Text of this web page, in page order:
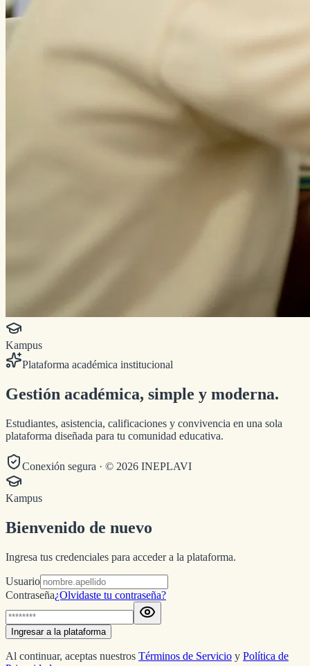
Kampus
Plataforma académica institucional
Gestión académica, simple y moderna.
Estudiantes, asistencia, calificaciones y convivencia en una sola
plataforma diseñada para tu comunidad educativa.
Conexión segura · © 2026 INEPLAVI
Kampus
Bienvenido de nuevo
Ingresa tus credenciales para acceder a la plataforma.
Usuario
Contraseña¿Olvidaste tu contraseña?
Ingresar a la plataforma
Al continuar, aceptas nuestros Términos de Servicio y Política de